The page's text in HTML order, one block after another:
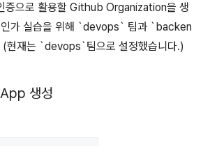
증으로 활용할 Github Organization을 생
인가 실습을 위해 `devops` 팀과 `backen
현재는 `devops`팀으로 설정했습니다.)
생성